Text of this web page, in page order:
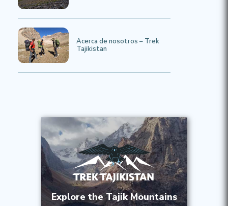
Explore the Tajik Mountains
Acerca de nosotros – Trek
Tajikistan